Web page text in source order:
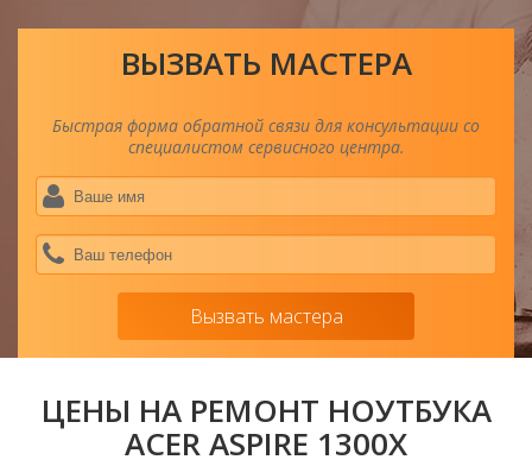
ВЫЗВАТЬ МАСТЕРА
Быстрая форма обратной связи для консультации со
специалистом сервисного центра.
Вызвать мастера
ЦЕНЫ НА РЕМОНТ НОУТБУКА
ACER ASPIRE 1300X